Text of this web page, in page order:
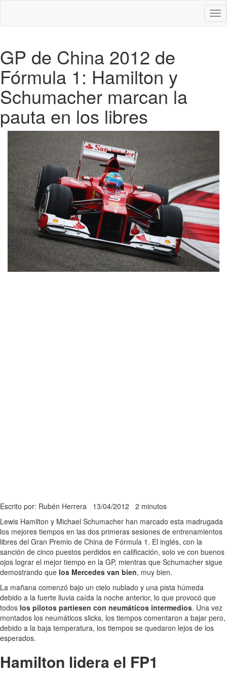
GP de China 2012 de
Fórmula 1: Hamilton y
Schumacher marcan la
pauta en los libres
Escrito por: Rubén Herrera 13/04/2012 2 minutos
Lewis Hamilton y Michael Schumacher han marcado esta madrugada
los mejores tiempos en las dos primeras sesiones de entrenamientos
libres del Gran Premio de China de Fórmula 1. El inglés, con la
sanción de cinco puestos perdidos en calificación, solo ve con buenos
ojos lograr el mejor tiempo en la GP, mientras que Schumacher sigue
demostrando que los Mercedes van bien, muy bien.
La mañana comenzó bajo un cielo nublado y una pista húmeda
debido a la fuerte lluvia caída la noche anterior, lo que provocó que
todos los pilotos partiesen con neumáticos intermedios. Una vez
montados los neumáticos slicks, los tiempos comentaron a bajar pero,
debido a la baja temperatura, los tiempos se quedaron lejos de los
esperados.
Hamilton lidera el FP1